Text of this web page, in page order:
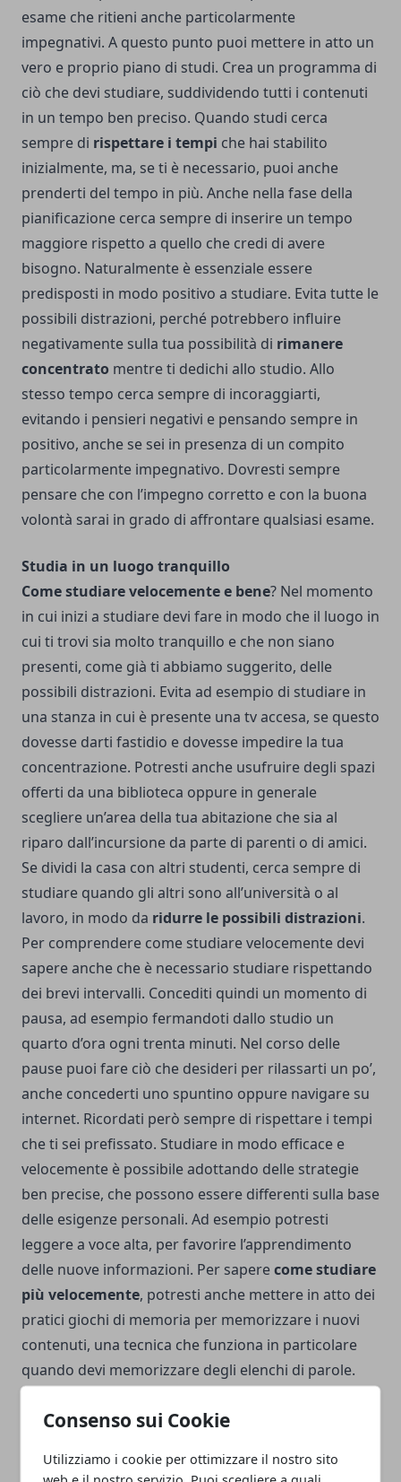
Consenso sui Cookie
Utilizziamo i cookie per ottimizzare il nostro sito
esame che ritieni anche particolarmente
impegnativi. A questo punto puoi mettere in atto un
vero e proprio piano di studi. Crea un programma di
ciò che devi studiare, suddividendo tutti i contenuti
in un tempo ben preciso. Quando studi cerca
sempre di rispettare i tempi che hai stabilito
inizialmente, ma, se ti è necessario, puoi anche
prenderti del tempo in più. Anche nella fase della
pianificazione cerca sempre di inserire un tempo
maggiore rispetto a quello che credi di avere
bisogno. Naturalmente è essenziale essere
predisposti in modo positivo a studiare. Evita tutte le
possibili distrazioni, perché potrebbero influire
negativamente sulla tua possibilità di rimanere
concentrato mentre ti dedichi allo studio. Allo
stesso tempo cerca sempre di incoraggiarti,
evitando i pensieri negativi e pensando sempre in
positivo, anche se sei in presenza di un compito
particolarmente impegnativo. Dovresti sempre
pensare che con l’impegno corretto e con la buona
volontà sarai in grado di affrontare qualsiasi esame.
Studia in un luogo tranquillo
Come studiare velocemente e bene? Nel momento
in cui inizi a studiare devi fare in modo che il luogo in
cui ti trovi sia molto tranquillo e che non siano
presenti, come già ti abbiamo suggerito, delle
possibili distrazioni. Evita ad esempio di studiare in
una stanza in cui è presente una tv accesa, se questo
dovesse darti fastidio e dovesse impedire la tua
concentrazione. Potresti anche usufruire degli spazi
offerti da una biblioteca oppure in generale
scegliere un’area della tua abitazione che sia al
riparo dall’incursione da parte di parenti o di amici.
Se dividi la casa con altri studenti, cerca sempre di
studiare quando gli altri sono all’università o al
lavoro, in modo da ridurre le possibili distrazioni.
Per comprendere come studiare velocemente devi
sapere anche che è necessario studiare rispettando
dei brevi intervalli. Concediti quindi un momento di
pausa, ad esempio fermandoti dallo studio un
quarto d’ora ogni trenta minuti. Nel corso delle
pause puoi fare ciò che desideri per rilassarti un po’,
anche concederti uno spuntino oppure navigare su
internet. Ricordati però sempre di rispettare i tempi
che ti sei prefissato. Studiare in modo efficace e
velocemente è possibile adottando delle strategie
ben precise, che possono essere differenti sulla base
delle esigenze personali. Ad esempio potresti
leggere a voce alta, per favorire l’apprendimento
delle nuove informazioni. Per saperecome studiare
più velocemente, potresti anche mettere in atto dei
pratici giochi di memoria per memorizzare i nuovi
contenuti, una tecnica che funziona in particolare
quando devi memorizzare degli elenchi di parole.
delle vere e proprie associazioni, in modo da
bene e velocemente, quindi? Puoi anche riscrivere